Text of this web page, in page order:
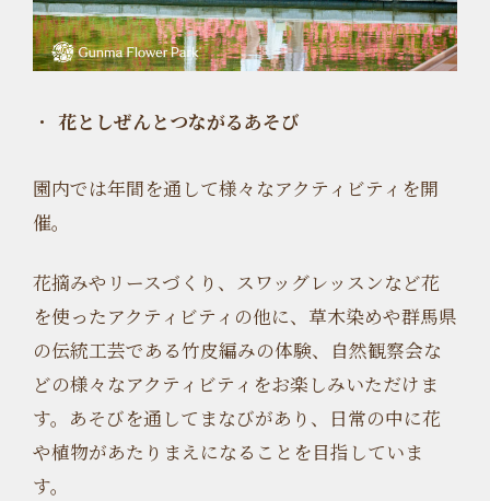
花としぜんとつながるあそび
園内では年間を通して様々なアクティビティを開
催。
花摘みやリースづくり、スワッグレッスンなど花
を使ったアクティビティの他に、草木染めや群馬県
の伝統工芸である竹皮編みの体験、自然観察会な
どの様々なアクティビティをお楽しみいただけま
す。あそびを通してまなびがあり、日常の中に花
や植物があたりまえになることを目指していま
す。